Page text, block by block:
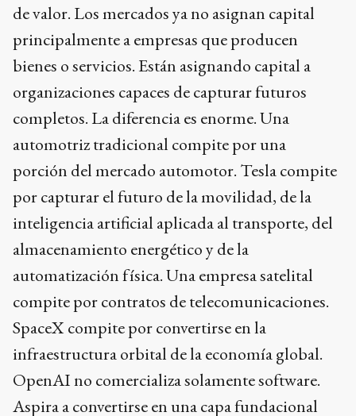
de valor. Los mercados ya no asignan capital
principalmente a empresas que producen
bienes o servicios. Están asignando capital a
organizaciones capaces de capturar futuros
completos. La diferencia es enorme. Una
automotriz tradicional compite por una
porción del mercado automotor. Tesla compite
por capturar el futuro de la movilidad, de la
inteligencia artificial aplicada al transporte, del
almacenamiento energético y de la
automatización física. Una empresa satelital
compite por contratos de telecomunicaciones.
SpaceX compite por convertirse en la
infraestructura orbital de la economía global.
OpenAI no comercializa solamente software.
Aspira a convertirse en una capa fundacional